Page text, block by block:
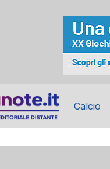
Calcio